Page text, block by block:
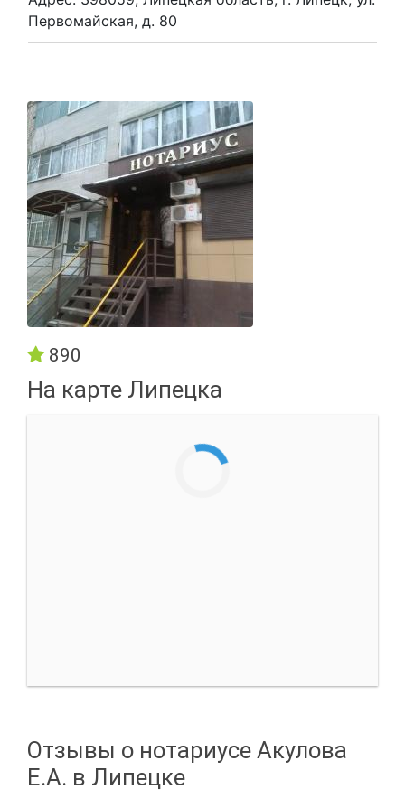
Первомайская, д. 80
890
На карте Липецка
Отзывы о нотариусе Акулова
Е.А. в Липецке